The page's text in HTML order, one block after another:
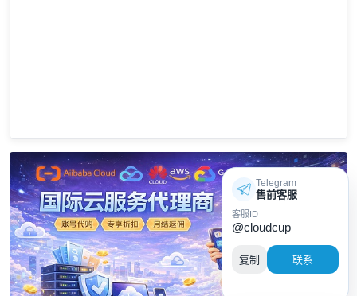
Telegram
售前客服
客服ID
@cloudcup
复制 联系